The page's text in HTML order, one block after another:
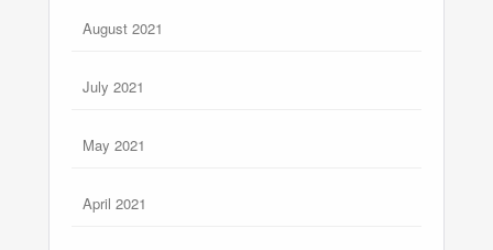
August 2021
July 2021
May 2021
April 2021